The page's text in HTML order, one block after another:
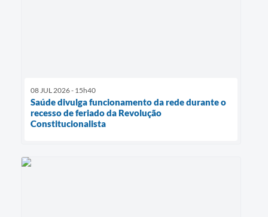
08 JUL 2026 - 15h40
Saúde divulga funcionamento da rede durante o
recesso de feriado da Revolução
Constitucionalista